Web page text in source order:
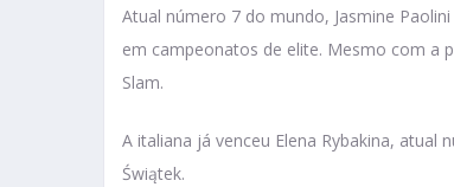
Atual número 7 do mundo, Jasmine
em campeonatos de elite. Mesmo com a
Slam.
A italiana já venceu Elena Rybakina, atual
Świątek.